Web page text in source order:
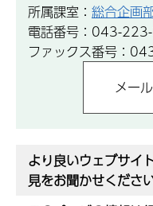
所属課室： 総合企画
電話番号：043-
ファックス番号：
より良いウェブサイ
見をお聞かせくださ